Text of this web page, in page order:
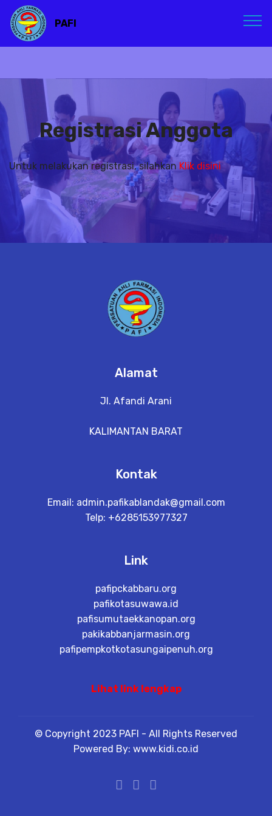
PAFI
Registrasi Anggota
Untuk melakukan registrasi, silahkan Klik disini
Alamat
Jl. Afandi Arani
KALIMANTAN BARAT
Kontak
Email: admin.pafikablandak@gmail.com
Telp: +6285153977327
Link
pafipckabbaru.org
pafikotasuwawa.id
pafisumutaekkanopan.org
pakikabbanjarmasin.org
pafipempkotkotasungaipenuh.org
Lihat link lengkap
© Copyright 2023 PAFI - All Rights Reserved
Powered By: www.kidi.co.id